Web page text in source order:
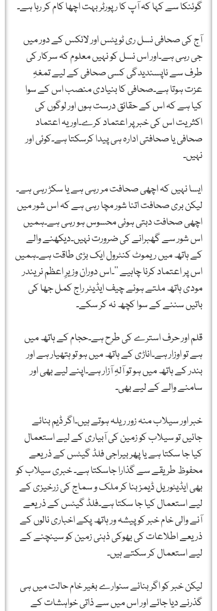
گوئنکا سے کہا کہ آپ کا رپورٹر بہت اچھا کام کر رہا ہے۔
آج کی صحافی نسل ری ٹویٹس اور لائکس کے دور میں
جی رہی ہے۔اور اس نسل کو نہیں معلوم کہ سرکار کی
طرف سے ناپسندیدگی کسی صحافی کے لیے تمغہِ
عزت ہوتا ہے۔صحافی کا بنیادی منصب اس کے سوا
کیا ہے کہ اس کے حقائق درست ہوں اور لوگوں کی
اکثریت اس کی خبر پر اعتماد کرے۔اور یہ اعتماد
صحافی یا صحافتی ادارہ ہی پیدا کرسکتا ہے۔کوئی اور
نہیں۔
ایسا نہیں کہ اچھی صحافت مر رہی ہے یا سکڑ رہی ہے۔
لیکن بری صحافت اتنا شور مچا رہی ہے کہ اس شور میں
اچھی صحافت دبتی ہوئی محسوس ہو رہی ہے۔ہمیں
اس شور سے گھبرانے کی ضرورت نہیں۔دیکھنے والے
کے ہاتھ میں ریموٹ کنٹرول ایک بڑی طاقت ہے۔ہمیں
اس پر اعتماد کرنا چاہیے ’’۔اس دوران وزیرِ اعظم نریندر
مودی ہاتھ ملتے ہوئے چیف ایڈیٹر راج کمل جھا کی
باتیں سننے کے سوا کچھ نہ کر سکے۔
قلم اور حرف استرے کی طرح ہے۔حجام کے ہاتھ میں
ہے تو اوزار ہے۔اناڑی کے ہاتھ میں ہو تو ہتھیار ہے اور
بندر کے ہاتھ میں ہو تو آلہِ آزار ہے۔اپنے لیے بھی اور
سامنے والے کے لیے بھی۔
خبر اور سیلاب منہ زور ریلہ ہوتے ہیں۔اگر ڈیم بنائے
جائیں تو سیلاب کو زمین کی آبیاری کے لیے استعمال
کیا جا سکتا ہے یا پھر بیراجی فلڈ گیٹس کے ذریعے
محفوظ طریقے سے گذارا جاسکتا ہے۔ خبری سیلاب کو
بھی ایڈیٹوریل ڈیمز بنا کر ملک و سماج کی زرخیزی کے
لیے استعمال کیا جا سکتا ہے۔فلڈ گیٹس کے ذریعے
آنے والی خام خبر کو پیشہ ور ہاتھ پکے اخباری نالوں کے
ذریعے اطلاعات کی بھوکی ذہنی زمین کو سینچنے کے
لیے استعمال کر سکتے ہیں۔
لیکن خبر کو اگر بنائے سنوارے بغیر خام حالت میں ہی
گذرنے دیا جائے اور اس میں سے ذاتی خواہشات کے